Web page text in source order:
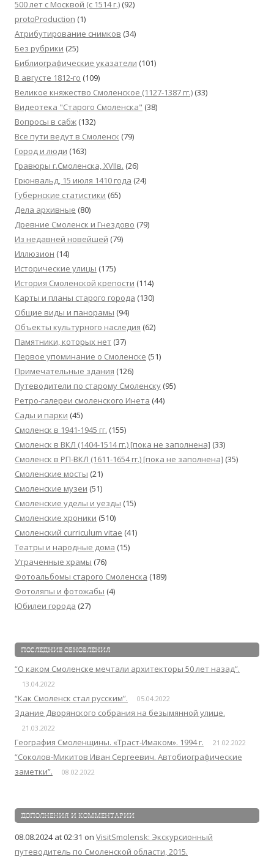
500 лет с Москвой (c 1514 г.) (92)
protoProduction (1)
Атрибутирование снимков (34)
Без рубрики (25)
Библиографические указатели (101)
В августе 1812-го (109)
Великое княжество Смоленское (1127-1387 гг.) (33)
Видеотека "Cтарого Смоленска" (38)
Вопросы в сабж (132)
Все пути ведут в Смоленск (79)
Город и люди (163)
Гравюры г.Смоленска, XVIIв. (26)
Грюнвальд, 15 июля 1410 года (24)
Губернские статистики (65)
Дела архивные (80)
Древние Смоленск и Гнездово (79)
Из недавней новейшей (79)
Иллюзион (14)
Исторические улицы (175)
История Смоленской крепости (114)
Карты и планы старого города (130)
Общие виды и панорамы (94)
Объекты культурного наследия (62)
Памятники, которых нет (37)
Первое упоминание о Смоленске (51)
Примечательные здания (126)
Путеводители по старому Смоленску (95)
Ретро-галереи смоленского Инета (44)
Сады и парки (45)
Смоленск в 1941-1945 гг. (155)
Смоленск в ВКЛ (1404-1514 гг.) [пока не заполнена] (33)
Смоленск в РП-ВКЛ (1611-1654 гг.) [пока не заполнена] (35)
Смоленские мосты (21)
Смоленские музеи (51)
Смоленские уделы и уезды (15)
Смоленские хроники (510)
Смоленский сurriculum vitae (41)
Театры и народные дома (15)
Утраченные храмы (76)
Фотоальбомы старого Смоленска (189)
Фотоляпы и фотожабы (4)
Юбилеи города (27)
ПОСЛЕДНИЕ ОБНОВЛЕНИЯ
“О каком Смоленске мечтали архитекторы 50 лет назад”.
13.04.2022
“Как Смоленск стал русским”. 05.04.2022
Здание Дворянского собрания на безымянной улице.
21.03.2022
География Смоленщины. «Траст-Имаком». 1994 г. 21.02.2022
“Соколов-Микитов Иван Сергеевич. Автобиографические
заметки”.
08.02.2022
ДОПОЛНЕНИЯ И КОММЕНТАРИИ
08.08.2024 at 02:31 on VisitSmolensk: Экскурсионный
путеводитель по Смоленской области, 2015.